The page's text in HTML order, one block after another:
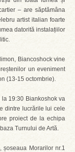
– are săptămâna
artist italian foarte
datorită instalațiilor
Biancoshock vine
un eveniment
(13-15 octombrie).
la 19:30 Biankoshok va
dintre lucrările lui cele
proiect de la echipa
Turnului de Artă.
, șoseaua Morarilor nr.1